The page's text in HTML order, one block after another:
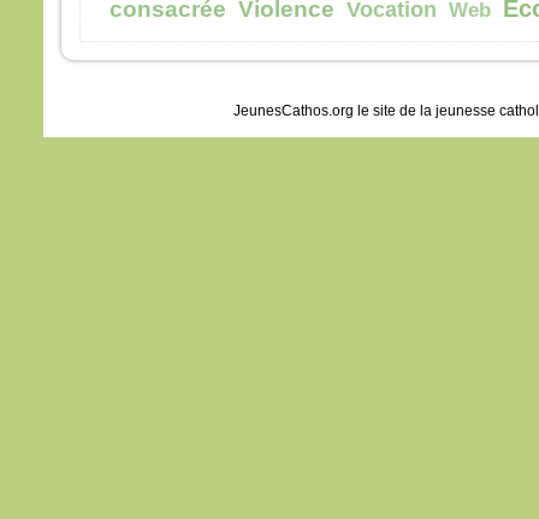
consacrée Violence Vocation Web
JeunesCathos.org le site de la jeunesse